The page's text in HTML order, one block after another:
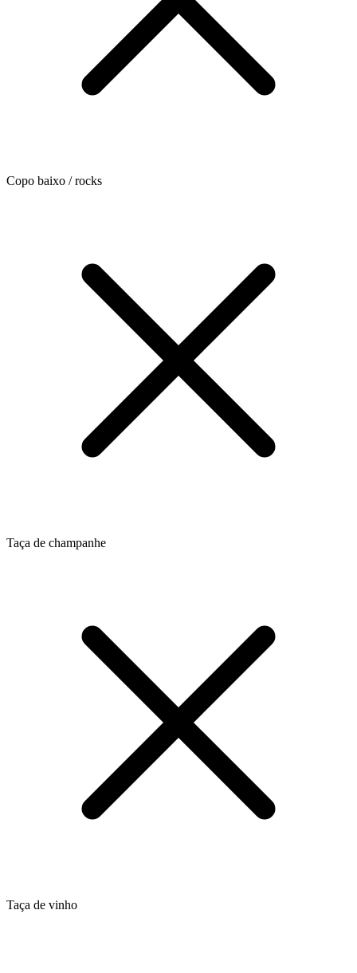
Copo baixo / rocks
Taça de champanhe
Taça de vinho